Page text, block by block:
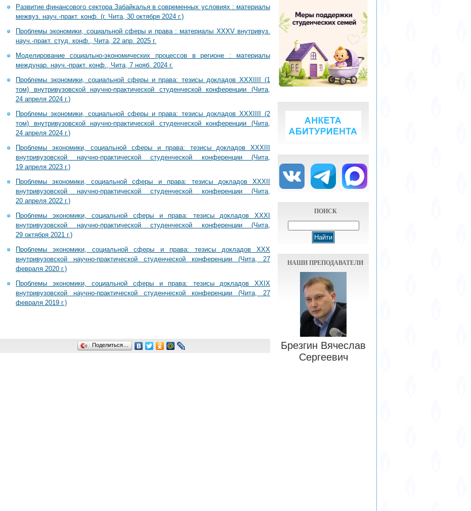
Развитие финансового сектора Забайкалья в современных условиях : материалы
межвуз. науч.-практ. конф. (г. Чита, 30 октября 2024 г.)
Проблемы экономики, социальной сферы и права : материалы XXXV внутривуз.
науч.-практ. студ. конф., Чита, 22 апр. 2025 г.
Моделирование социально-экономических процессов в регионе : материалы
междунар. науч.-практ. конф., Чита, 7 нояб. 2024 г.
Проблемы экономики, социальной сферы и права: тезисы докладов XXXIIII (1
том) внутривузовской научно-практической студенческой конференции (Чита,
24 апреля 2024 г.)
Проблемы экономики, социальной сферы и права: тезисы докладов XXXIIII (2
том) внутривузовской научно-практической студенческой конференции (Чита,
24 апреля 2024 г.)
Проблемы экономики, социальной сферы и права: тезисы докладов XXXIII
внутривузовской научно-практической студенческой конференции (Чита,
19 апреля 2023 г.)
Проблемы экономики, социальной сферы и права: тезисы докладов XXXII
внутривузовской научно-практической студенческой конференции (Чита,
20 апреля 2022 г.)
Проблемы экономики, социальной сферы и права: тезисы докладов XXXI
внутривузовской научно-практической студенческой конференции (Чита,
29 октября 2021 г.)
Проблемы экономики, социальной сферы и права: тезисы докладов XXX
внутривузовской научно-практической студенческой конференции (Чита, 27
февраля 2020 г.)
Проблемы экономики, социальной сферы и права: тезисы докладов XXIX
внутривузовской научно-практической студенческой конференции (Чита, 27
февраля 2019 г.)
Поделиться…
ПОИСК
НАШИ ПРЕПОДАВАТЕЛИ
Брезгин Вячеслав
Сергеевич